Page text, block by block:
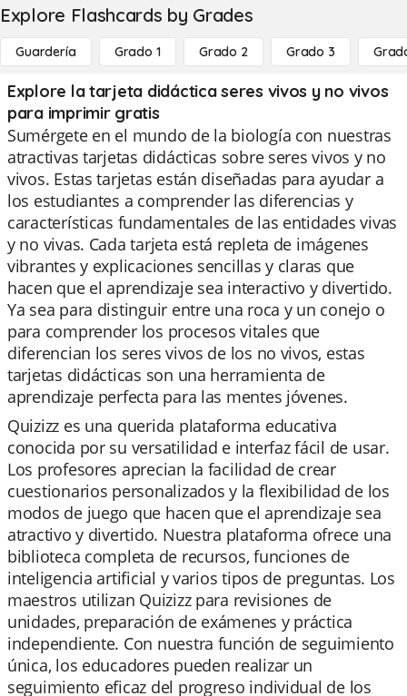
Explore Flashcards by Grades
Guardería Grado 1 Grado 2 Grado 3
Explore la tarjeta didáctica seres vivos y no vivos
para imprimir gratis
Sumérgete en el mundo de la biología con nuestras
atractivas tarjetas didácticas sobre seres vivos y no
vivos. Estas tarjetas están diseñadas para ayudar a
los estudiantes a comprender las diferencias y
características fundamentales de las entidades vivas
y no vivas. Cada tarjeta está repleta de imágenes
vibrantes y explicaciones sencillas y claras que
hacen que el aprendizaje sea interactivo y divertido.
Ya sea para distinguir entre una roca y un conejo o
para comprender los procesos vitales que
diferencian los seres vivos de los no vivos, estas
tarjetas didácticas son una herramienta de
aprendizaje perfecta para las mentes jóvenes.
Quizizz es una querida plataforma educativa
conocida por su versatilidad e interfaz fácil de usar.
Los profesores aprecian la facilidad de crear
cuestionarios personalizados y la flexibilidad de los
modos de juego que hacen que el aprendizaje sea
atractivo y divertido. Nuestra plataforma ofrece una
biblioteca completa de recursos, funciones de
inteligencia artificial y varios tipos de preguntas. Los
maestros utilizan Quizizz para revisiones de
unidades, preparación de exámenes y práctica
independiente. Con nuestra función de seguimiento
única, los educadores pueden realizar un
seguimiento eficaz del progreso individual de los